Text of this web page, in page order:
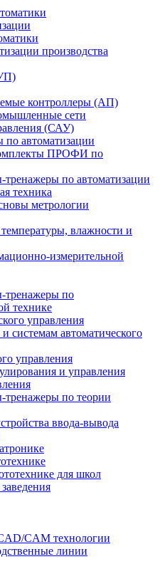
производства
контроллеры (АП)
сети
(САУ)
автоматизации
ПРОФИ по
по автоматизации
техника
метрологии
влажности и
измерительной
тренажеры по
технике
управления
системам автоматического
управления
и управления
тренажеры по теории
ввода-вывода
для школ
CAM технологии
линии